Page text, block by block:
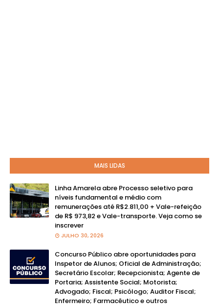
MAIS LIDAS
Linha Amarela abre Processo seletivo para
níveis fundamental e médio com
remunerações até R$2.811,00 + Vale-refeição
de R$ 973,82 e Vale-transporte. Veja como se
inscrever
JULHO 30, 2026
Concurso Público abre oportunidades para
Inspetor de Alunos; Oficial de Administração;
Secretário Escolar; Recepcionista; Agente de
Portaria; Assistente Social; Motorista;
Advogado; Fiscal; Psicólogo; Auditor Fiscal;
Enfermeiro; Farmacêutico e outros